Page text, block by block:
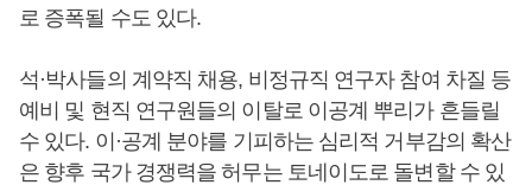
로 증폭될 수도 있다.
석·박사들의 계약직 채용, 비정규직 연구자 참여 차질 등
예비 및 현직 연구원들의 이탈로 이공계 뿌리가 흔들릴
수 있다. 이·공계 분야를 기피하는 심리적 거부감의 확산
은 향후 국가 경쟁력을 허무는 토네이도로 돌변할 수 있